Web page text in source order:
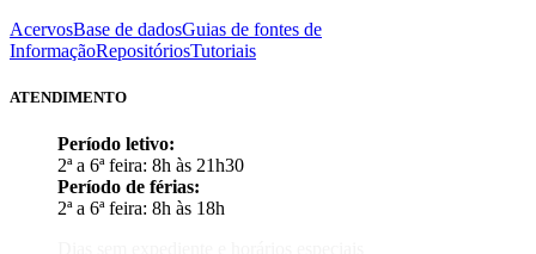
AcervosBase de dadosGuias de fontes de
InformaçãoRepositóriosTutoriais
ATENDIMENTO
Período letivo:
2ª a 6ª feira: 8h às 21h30
Período de férias:
2ª a 6ª feira: 8h às 18h